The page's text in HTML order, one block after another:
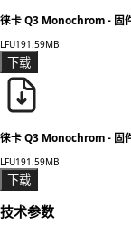
徕卡 Q3 Monochrom - 固
LFU191.59MB
下载
徕卡 Q3 Monochrom - 固
LFU191.59MB
下载
技术参数